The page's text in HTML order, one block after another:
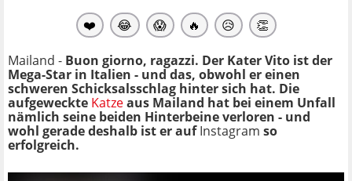
❤️ 😂 😱 🔥 😥 👏
Mailand - Buon giorno, ragazzi. Der Kater Vito ist der
Mega-Star in Italien - und das, obwohl er einen
schweren Schicksalsschlag hinter sich hat. Die
aufgeweckte Katzeaus Mailand hat bei einem Unfall
nämlich seine beiden Hinterbeine verloren - und
wohl gerade deshalb ist er aufInstagram so
erfolgreich.